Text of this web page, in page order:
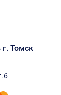
г. Томск
6